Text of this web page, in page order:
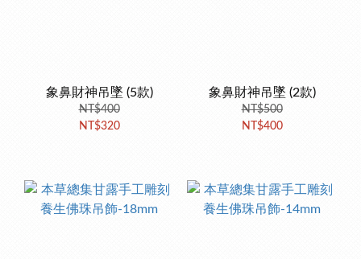
象鼻財神吊墜 (5款)
NT$400
NT$320
象鼻財神吊墜 (2款)
NT$500
NT$400